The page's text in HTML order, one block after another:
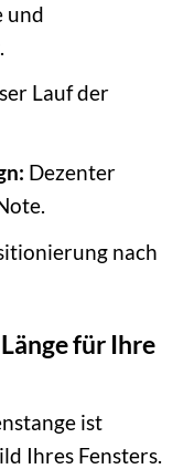
und
Lauf der
Dezenter
nach
für Ihre
ist
Ihres Fensters.